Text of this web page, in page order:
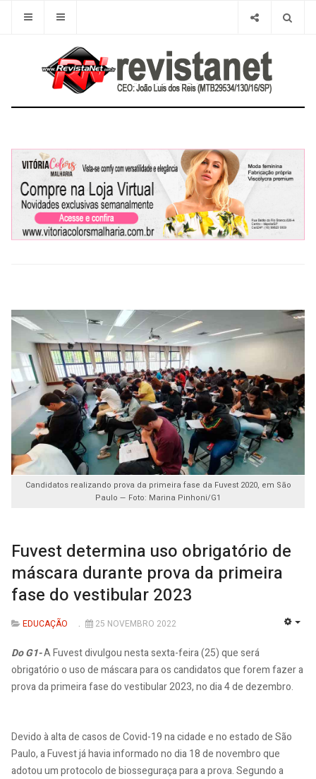
Candidatos realizando prova da primeira fase da Fuvest 2020, em São
Paulo — Foto: Marina Pinhoni/G1
Fuvest determina uso obrigatório de
máscara durante prova da primeira
fase do vestibular 2023
EDUCAÇÃO 25 NOVEMBRO 2022
Do G1-A Fuvest divulgou nesta sexta-feira (25) que será
obrigatório o uso de máscara para os candidatos que forem fazer a
prova da primeira fase do vestibular 2023, no dia 4 de dezembro.
Devido à alta de casos de Covid-19 na cidade e no estado de São
Paulo, a Fuvest já havia informado no dia 18 de novembro que
adotou um protocolo de biosseguraça para a prova. Segundo a